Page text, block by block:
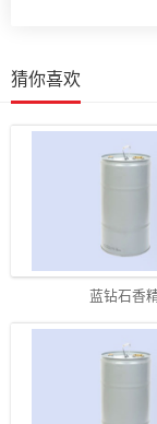
猜你喜欢
蓝钻石香